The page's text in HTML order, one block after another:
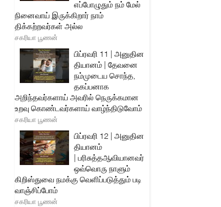
எப்போழுதும் நம் மேல்
நினைவாய் இருக்கிறார் நாம்
திக்கற்றவர்கள் அல்ல
சகரியா பூணன்
பிப்ரவரி 11 | அனுதின
தியானம் | தேவனை
நம்முடைய சொந்த,
தகப்பனாக
அறிந்தவர்களாய் அவரில் நெருக்கமான
உறவு கொண்டவர்களாய் வாழ்ந்திடுவோம்
சகரியா பூணன்
பிப்ரவரி 12 | அனுதின
தியானம்
| பரிசுத்தஆவியானவர்
ஒவ்வொரு நாளும்
கிறிஸ்துவை நமக்கு வெளிப்படுத்தும் படி
வாஞ்சிப்போம்
சகரியா பூணன்